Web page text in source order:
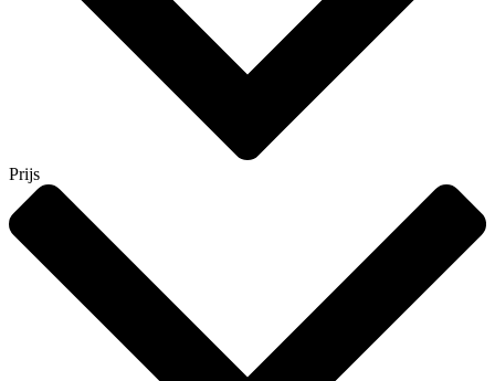
Prijs